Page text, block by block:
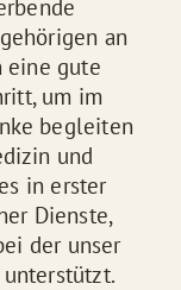
an
eine gute
um im
begleiten
und
in erster
Dienste,
der unser